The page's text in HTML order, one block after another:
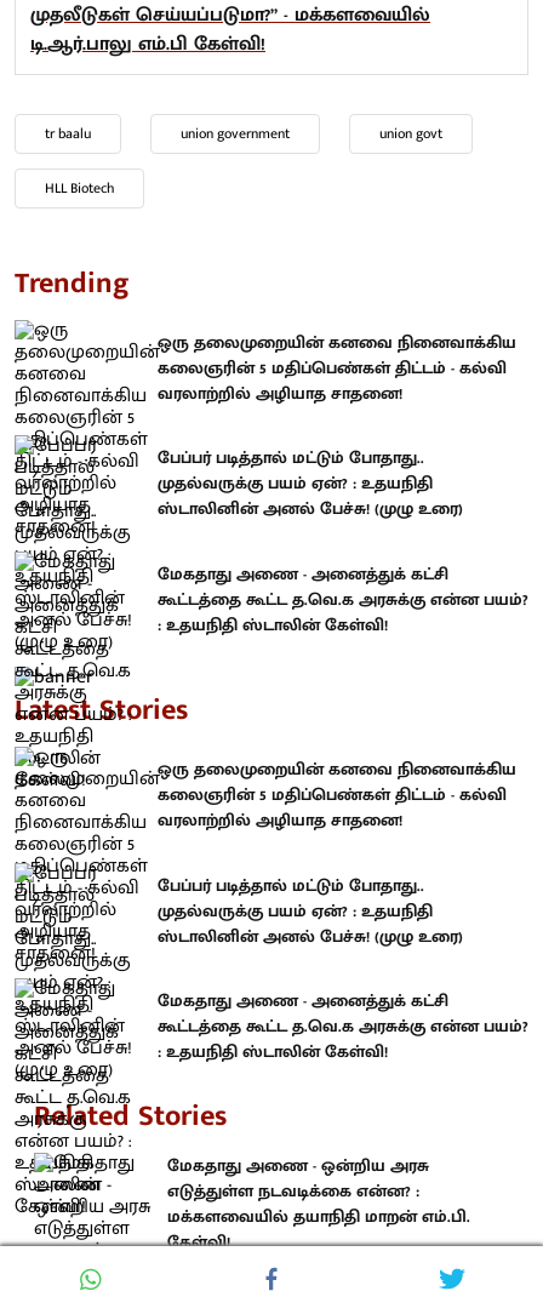
முதலீடுகள் செய்யப்படுமா?” - மக்களவையில்
டி.ஆர்.பாலு எம்.பி கேள்வி!
tr baalu union government union govt
HLL Biotech
Trending
ஒரு தலைமுறையின் கனவை நினைவாக்கிய
கலைஞரின் 5 மதிப்பெண்கள் திட்டம் - கல்வி
வரலாற்றில் அழியாத சாதனை!
பேப்பர் படித்தால் மட்டும் போதாது..
முதல்வருக்கு பயம் ஏன்? : உதயநிதி
ஸ்டாலினின் அனல் பேச்சு! (முழு உரை)
மேகதாது அணை - அனைத்துக் கட்சி
கூட்டத்தை கூட்ட த.வெ.க அரசுக்கு என்ன பயம்?
: உதயநிதி ஸ்டாலின் கேள்வி!
Latest Stories
ஒரு தலைமுறையின் கனவை நினைவாக்கிய
கலைஞரின் 5 மதிப்பெண்கள் திட்டம் - கல்வி
வரலாற்றில் அழியாத சாதனை!
பேப்பர் படித்தால் மட்டும் போதாது..
முதல்வருக்கு பயம் ஏன்? : உதயநிதி
ஸ்டாலினின் அனல் பேச்சு! (முழு உரை)
மேகதாது அணை - அனைத்துக் கட்சி
கூட்டத்தை கூட்ட த.வெ.க அரசுக்கு என்ன பயம்?
: உதயநிதி ஸ்டாலின் கேள்வி!
Related Stories
மேகதாது அணை - ஒன்றிய அரசு
எடுத்துள்ள நடவடிக்கை என்ன? :
மக்களவையில் தயாநிதி மாறன் எம்.பி.
கேள்வி!
சிவப்பு+மஞ்சள் = காவி... - நீட் எதிர்ப்பு